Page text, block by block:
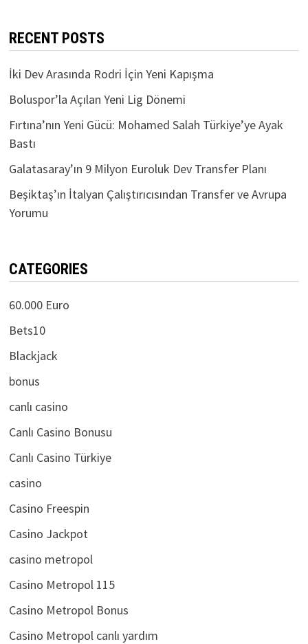
RECENT POSTS
İki Dev Arasında Rodri İçin Yeni Kapışma
Boluspor’la Açılan Yeni Lig Dönemi
Fırtına’nın Yeni Gücü: Mohamed Salah Türkiye’ye Ayak
Bastı
Galatasaray’ın 9 Milyon Euroluk Dev Transfer Planı
Beşiktaş’ın İtalyan Çalıştırıcısından Transfer ve Avrupa
Yorumu
CATEGORIES
60.000 Euro
Bets10
Blackjack
bonus
canlı casino
Canlı Casino Bonusu
Canlı Casino Türkiye
casino
Casino Freespin
Casino Jackpot
casino metropol
Casino Metropol 115
Casino Metropol Bonus
Casino Metropol canlı yardım